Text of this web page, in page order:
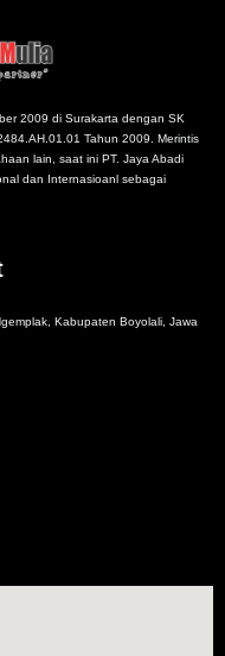
2009 di Surakarta dengan SK
Tahun 2009. Merintis
lain, saat ini PT. Jaya Abadi
dan Internasioanl sebagai
Kabupaten Boyolali, Jawa